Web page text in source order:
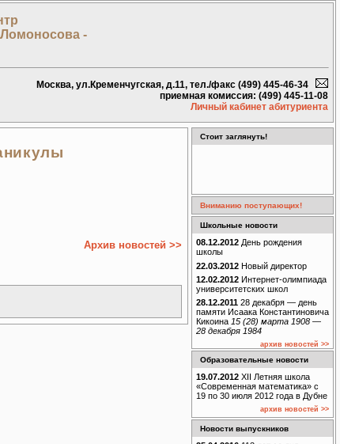
-
Москва, ул.Кременчугская, д.11, тел./факс (499) 445-46-34
приемная комиссия: (499) 445-11-08
Личный кабинет абитуриента
Архив новостей >>
Стоит заглянуть!
Вниманию поступающих!
Школьные новости
08.12.2012 День рождения
школы
22.03.2012 Новый директор
12.02.2012 Интернет-олимпиада
университетских школ
28.12.2011 28 декабря — день
памяти Исаака Константиновича
Кикоина 15 (28) марта 1908 —
28 декабря 1984
архив новостей >>
Образовательные новости
19.07.2012 XII Летняя школа
«Современная математика» с
19 по 30 июля 2012 года в Дубне
архив новостей >>
Новости выпускников